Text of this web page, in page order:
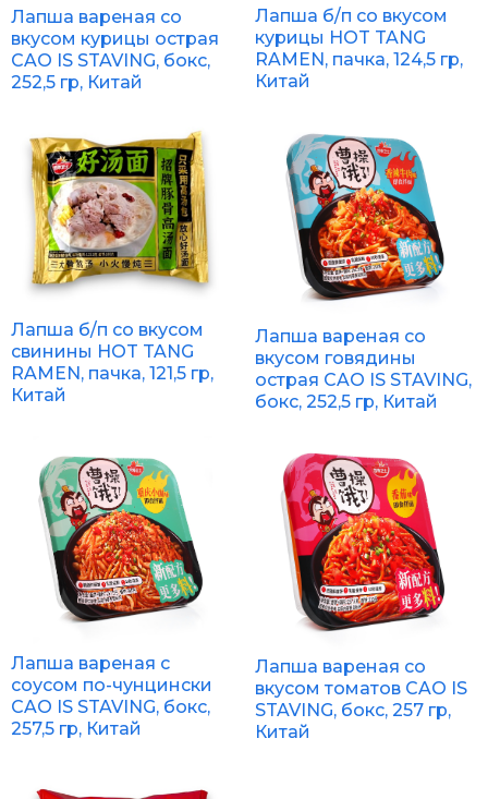
Лапша вареная со
вкусом курицы острая
CAO IS STAVING, бокс,
252,5 гр, Китай
Лапша б/п со вкусом
курицы HOT TANG
RAMEN, пачка, 124,5 гр,
Китай
Лапша б/п со вкусом
свинины HOT TANG
RAMEN, пачка, 121,5 гр,
Китай
Лапша вареная со
вкусом говядины
острая CAO IS STAVING,
бокс, 252,5 гр, Китай
Лапша вареная с
соусом по-чунцински
CAO IS STAVING, бокс,
257,5 гр, Китай
Лапша вареная со
вкусом томатов CAO IS
STAVING, бокс, 257 гр,
Китай